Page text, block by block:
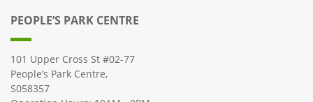
PEOPLE’S PARK CENTRE
101 Upper Cross St #02-77
People’s Park Centre,
S058357